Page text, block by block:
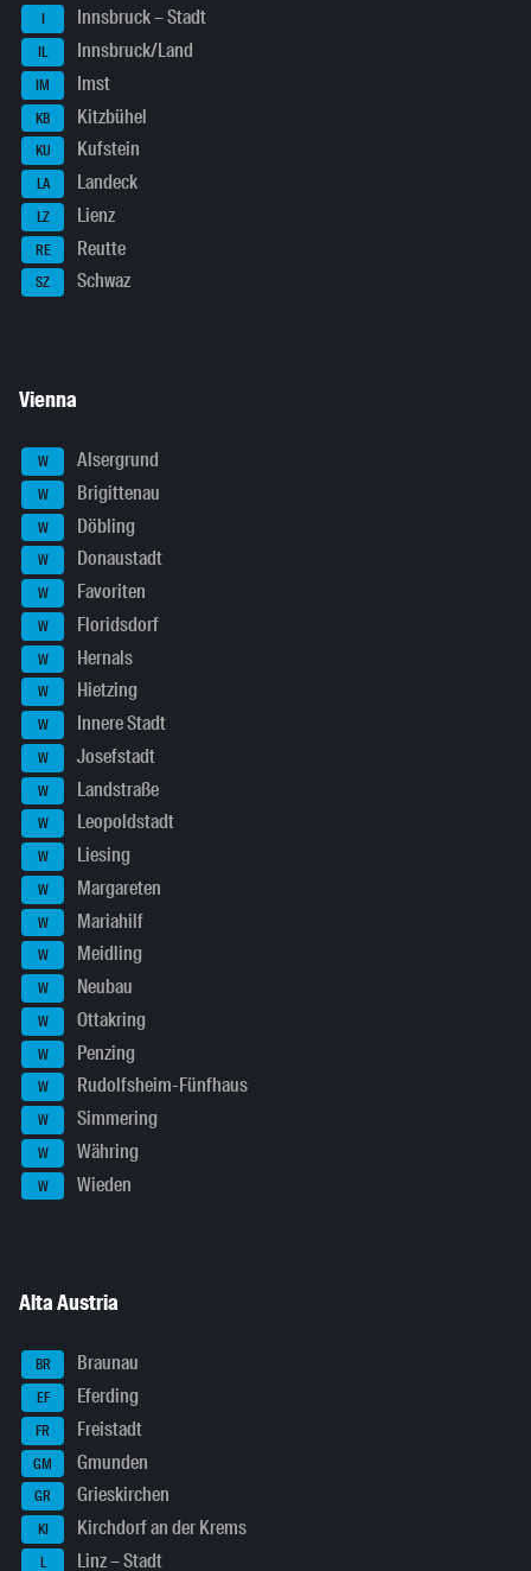
I Innsbruck – Stadt
IL Innsbruck/Land
IM Imst
KB Kitzbühel
KU Kufstein
LA Landeck
LZ Lienz
RE Reutte
SZ Schwaz
Vienna
W Alsergrund
W Brigittenau
W Döbling
W Donaustadt
W Favoriten
W Floridsdorf
W Hernals
W Hietzing
W Innere Stadt
W Josefstadt
W Landstraße
W Leopoldstadt
W Liesing
W Margareten
W Mariahilf
W Meidling
W Neubau
W Ottakring
W Penzing
W Rudolfsheim-Fünfhaus
W Simmering
W Währing
W Wieden
Alta Austria
BR Braunau
EF Eferding
FR Freistadt
GM Gmunden
GR Grieskirchen
KI Kirchdorf an der Krems
L Linz – Stadt